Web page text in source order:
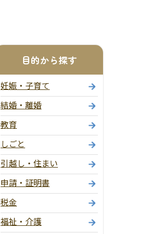
目的から探す
妊娠・子育て
結婚・離婚
教育
しごと
引越し・住まい
申請・証明書
税金
福祉・介護